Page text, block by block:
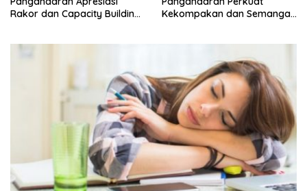
Rakor dan Capacity Building
Antar Lini
Kekompakan dan Semangat